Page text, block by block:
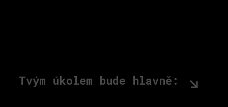
Tvým úkolem bude hlavně: